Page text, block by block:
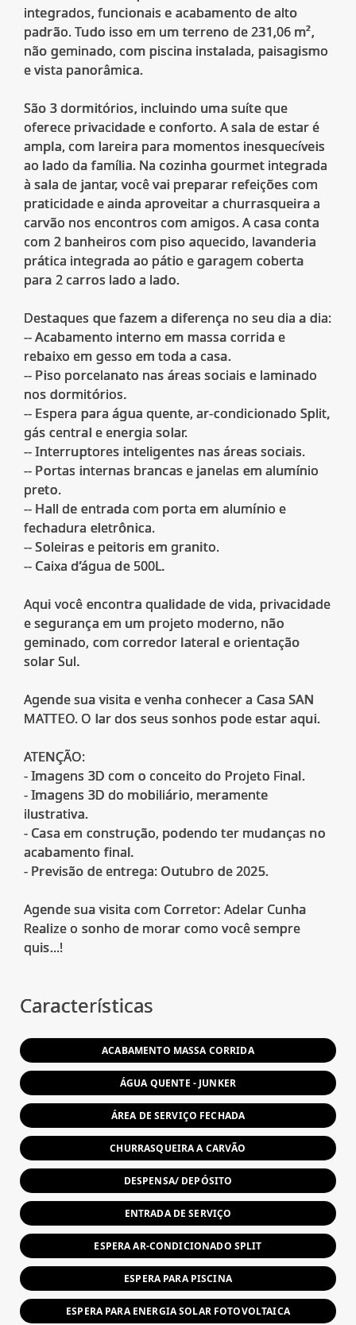
integrados, funcionais e acabamento de alto
padrão. Tudo isso em um terreno de 231,06 m²,
não geminado, com piscina instalada, paisagismo
e vista panorâmica.
São 3 dormitórios, incluindo uma suíte que
oferece privacidade e conforto. A sala de estar é
ampla, com lareira para momentos inesquecíveis
ao lado da família. Na cozinha gourmet integrada
à sala de jantar, você vai preparar refeições com
praticidade e ainda aproveitar a churrasqueira a
carvão nos encontros com amigos. A casa conta
com 2 banheiros com piso aquecido, lavanderia
prática integrada ao pátio e garagem coberta
para 2 carros lado a lado.
Destaques que fazem a diferença no seu dia a dia:
-- Acabamento interno em massa corrida e
rebaixo em gesso em toda a casa.
-- Piso porcelanato nas áreas sociais e laminado
nos dormitórios.
-- Espera para água quente, ar-condicionado Split,
gás central e energia solar.
-- Interruptores inteligentes nas áreas sociais.
-- Portas internas brancas e janelas em alumínio
preto.
-- Hall de entrada com porta em alumínio e
fechadura eletrônica.
-- Soleiras e peitoris em granito.
-- Caixa d’água de 500L.
Aqui você encontra qualidade de vida, privacidade
e segurança em um projeto moderno, não
geminado, com corredor lateral e orientação
solar Sul.
Agende sua visita e venha conhecer a Casa SAN
MATTEO. O lar dos seus sonhos pode estar aqui.
ATENÇÃO:
- Imagens 3D com o conceito do Projeto Final.
- Imagens 3D do mobiliário, meramente
ilustrativa.
- Casa em construção, podendo ter mudanças no
acabamento final.
- Previsão de entrega: Outubro de 2025.
Agende sua visita com Corretor: Adelar Cunha
Realize o sonho de morar como você sempre
quis...!
Características
ACABAMENTO MASSA CORRIDA
ÁGUA QUENTE - JUNKER
ÁREA DE SERVIÇO FECHADA
CHURRASQUEIRA A CARVÃO
DESPENSA/ DEPÓSITO
ENTRADA DE SERVIÇO
ESPERA AR-CONDICIONADO SPLIT
ESPERA PARA PISCINA
ESPERA PARA ENERGIA SOLAR FOTOVOLTAICA